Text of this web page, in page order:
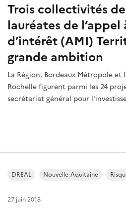
Trois collectivités
lauréates de
d’intérêt (AMI)
grande ambition
La Région, Bordeaux Métropole
Rochelle figurent parmi les 24
secrétariat général pour
DREAL Nouvelle-Aquitaine
27 juin 2018